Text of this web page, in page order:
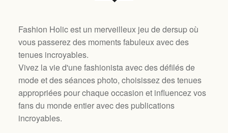
Fashion Holic est un merveilleux jeu de dersup où
vous passerez des moments fabuleux avec des
tenues incroyables.
Vivez la vie d'une fashionista avec des défilés de
mode et des séances photo, choisissez des tenues
appropriées pour chaque occasion et influencez vos
fans du monde entier avec des publications
incroyables.